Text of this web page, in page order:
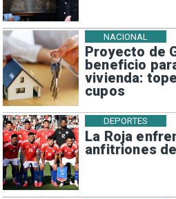
Proyecto de
beneficio
vivienda:
cupos
NACIONAL
La Roja
anfitriones
DEPORTES